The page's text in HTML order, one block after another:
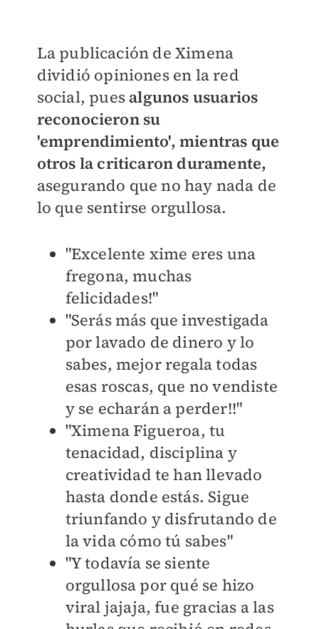
La publicación de Ximena
dividió opiniones en la red
social, pues algunos usuarios
reconocieron su
'emprendimiento', mientras que
otros la criticaron duramente,
asegurando que no hay nada de
lo que sentirse orgullosa.
"Excelente xime eres una
fregona, muchas
felicidades!"
"Serás más que investigada
por lavado de dinero y lo
sabes, mejor regala todas
esas roscas, que no vendiste
y se echarán a perder!!"
"Ximena Figueroa, tu
tenacidad, disciplina y
creatividad te han llevado
hasta donde estás. Sigue
triunfando y disfrutando de
la vida cómo tú sabes"
"Y todavía se siente
orgullosa por qué se hizo
viral jajaja, fue gracias a las